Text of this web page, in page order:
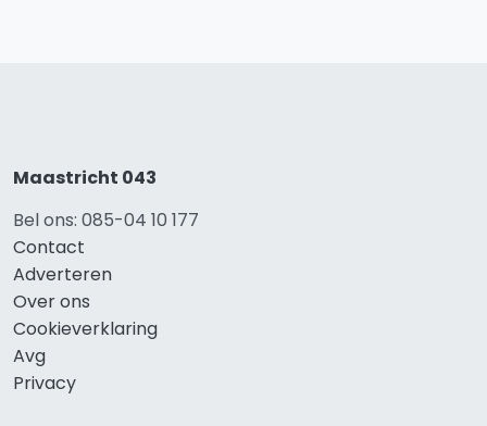
Maastricht 043
Bel ons: 085-04 10 177
Contact
Adverteren
Over ons
Cookieverklaring
Avg
Privacy